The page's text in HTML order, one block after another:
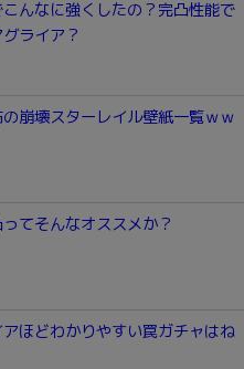
こんなに強くしたの？完凸性能で
ライア？
の崩壊スターレイル壁紙一覧ｗｗ
ってそんなオススメか？
アほどわかりやすい罠ガチャはね